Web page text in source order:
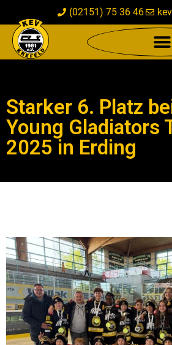
(02151) 75 36 46
Starker 6. Platz
Young Gladiators
2025 in Erding